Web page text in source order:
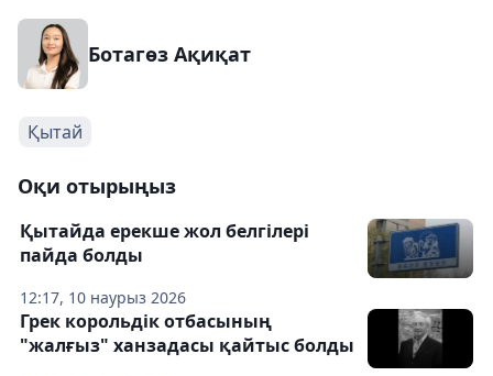
Ботагөз Ақиқат
Қытай
Оқи отырыңыз
12:17, 10 наурыз 2026
Қытайда ерекше жол белгілері
пайда болды
Грек корольдік отбасының
"жалғыз" ханзадасы қайтыс болды